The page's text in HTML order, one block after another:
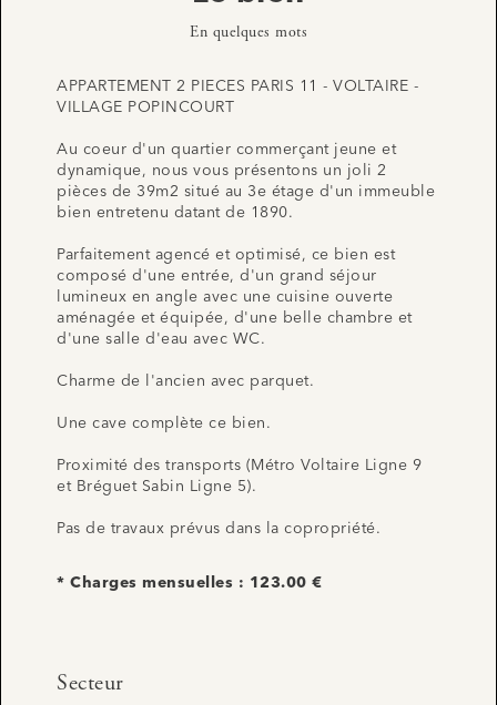
En quelques mots
APPARTEMENT 2 PIECES PARIS 11 - VOLTAIRE -
VILLAGE POPINCOURT
Au coeur d'un quartier commerçant jeune et
dynamique, nous vous présentons un joli 2
pièces de 39m2 situé au 3e étage d'un immeuble
bien entretenu datant de 1890.
Parfaitement agencé et optimisé, ce bien est
composé d'une entrée, d'un grand séjour
lumineux en angle avec une cuisine ouverte
aménagée et équipée, d'une belle chambre et
d'une salle d'eau avec WC.
Charme de l'ancien avec parquet.
Une cave complète ce bien.
Proximité des transports (Métro Voltaire Ligne 9
et Bréguet Sabin Ligne 5).
Pas de travaux prévus dans la copropriété.
* Charges mensuelles : 123.00 €
Secteur